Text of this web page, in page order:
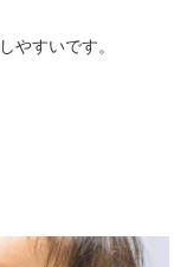
やすいです。